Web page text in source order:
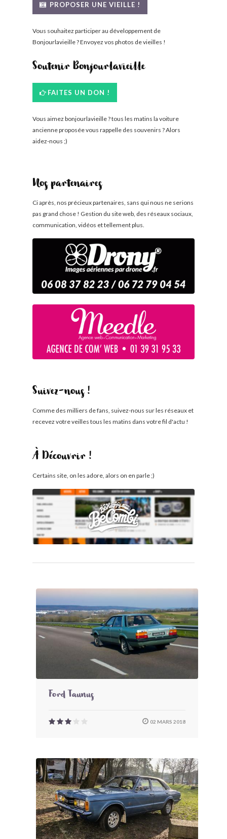
PROPOSER UNE VIEILLE !
Vous souhaitez participer au développement de
Bonjourlavieille ? Envoyez vos photos de vieilles !
Soutenir Bonjourlavieille
FAITES UN DON !
Vous aimez bonjourlavieille ? tous les matins la voiture
ancienne proposée vous rappelle des souvenirs ? Alors
aidez-nous ;)
Nos partenaires
Ci après, nos précieux partenaires, sans qui nous ne serions
pas grand chose ! Gestion du site web, des réseaux sociaux,
communication, vidéos et tellement plus.
Suivez-nous !
Comme des milliers de fans, suivez-nous sur les réseaux et
recevez votre veilles tous les matins dans votre fil d'actu !
À Découvrir !
Certains site, on les adore, alors on en parle ;)
Ford Taunus
02 MARS 2018